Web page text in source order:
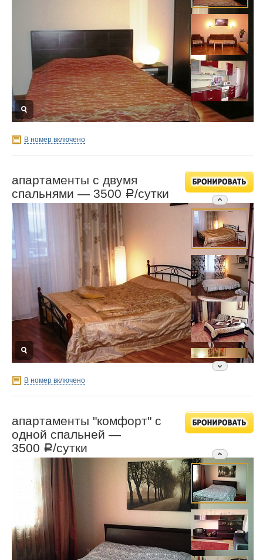
В номер включено
апартаменты с двумя
спальнями — 3500 Р/сутки
В номер включено
апартаменты "комфорт" с
одной спальней —
3500 Р/сутки